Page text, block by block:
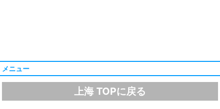
メニュー
上海 TOPに戻る